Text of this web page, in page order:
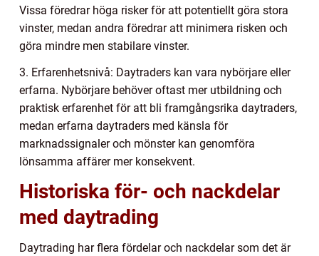
Vissa föredrar höga risker för att potentiellt göra stora
vinster, medan andra föredrar att minimera risken och
göra mindre men stabilare vinster.
3. Erfarenhetsnivå: Daytraders kan vara nybörjare eller
erfarna. Nybörjare behöver oftast mer utbildning och
praktisk erfarenhet för att bli framgångsrika daytraders,
medan erfarna daytraders med känsla för
marknadssignaler och mönster kan genomföra
lönsamma affärer mer konsekvent.
Historiska för- och nackdelar
med daytrading
Daytrading har flera fördelar och nackdelar som det är